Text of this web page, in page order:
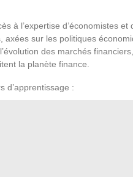
à l’expertise d’économistes et
axées sur les politiques
des marchés
la planète finance.
d’apprentissage :